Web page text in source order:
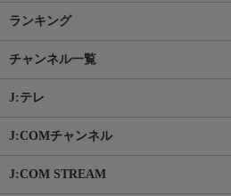
ランキング
チャンネル一覧
J:テレ
J:COMチャンネル
J:COM STREAM